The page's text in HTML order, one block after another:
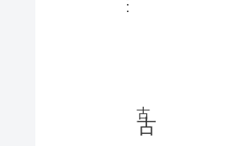
古
古
古